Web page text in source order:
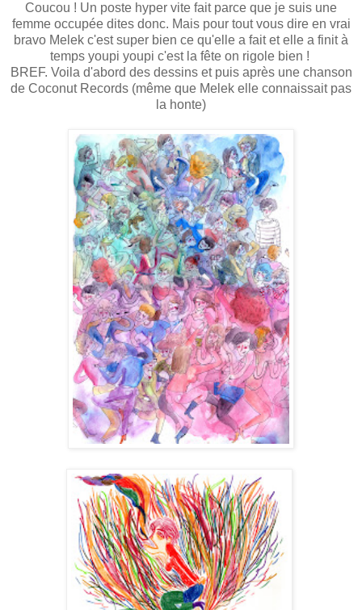
Coucou ! Un poste hyper vite fait parce que je suis une
femme occupée dites donc. Mais pour tout vous dire en vrai
bravo Melek c'est super bien ce qu'elle a fait et elle a finit à
temps youpi youpi c'est la fête on rigole bien !
BREF. Voila d'abord des dessins et puis après une chanson
de Coconut Records (même que Melek elle connaissait pas
la honte)